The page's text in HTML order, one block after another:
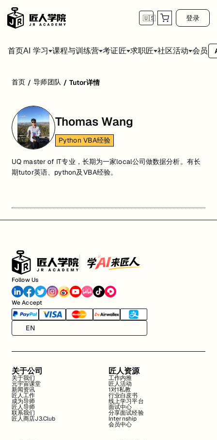
🇺🇸 登录
首页AI 学习 课程与训练营 考证匠 求职匠 社区活动 会员
首页 / 导师团队 / Tutor详情
Thomas Wang
Python VBA经验
UQ master of IT专业，长期为一家local公司做数据分析。有长
期tutor英语、python及VBA经验。
Follow Us
We Accept
EN
关于公司
关于我们
元宇宙课堂
新闻资讯
匠人工作
成为导师
匠人导师
联系我们
匠人商店J3.Club
匠人资源
工作内推
匠人活动
1对1私教
行业白皮书
线上学习平台
面试中心
分享面试经验
Internship
会员中心